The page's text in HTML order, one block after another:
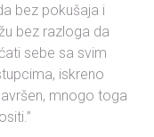
bez pokušaja i
bez razloga da
sebe sa svim
iskreno
mnogo toga